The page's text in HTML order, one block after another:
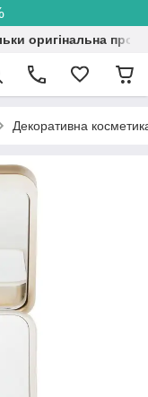
оригінальна
Декоративна